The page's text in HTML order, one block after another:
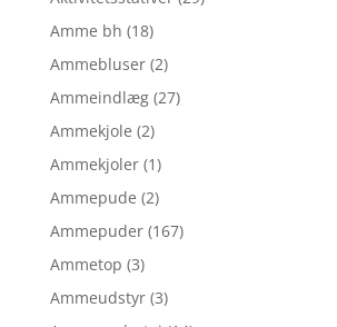
Amme bh (18)
Ammebluser (2)
Ammeindlæg (27)
Ammekjole (2)
Ammekjoler (1)
Ammepude (2)
Ammepuder (167)
Ammetop (3)
Ammeudstyr (3)